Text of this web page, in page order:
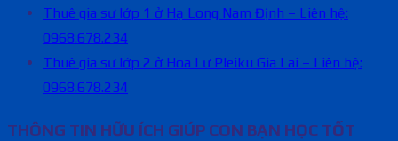
Thuê gia sư lớp 1 ở Hạ Long Nam Định – Liên hệ:
0968.678.234
Thuê gia sư lớp 2 ở Hoa Lư Pleiku Gia Lai – Liên hệ:
0968.678.234
THÔNG TIN HỮU ÍCH GIÚP CON BẠN HỌC TỐT